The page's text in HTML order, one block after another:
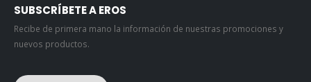
SUBSCRÍBETE A EROS
Recibe de primera mano la información de nuestras promociones y
nuevos productos.